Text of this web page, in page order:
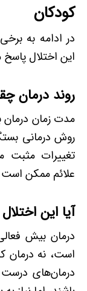
کودکان
در ادامه به
این اختلال
روند درمان
مدت زمان
روش درمانی
تغییرات مثبت
علائم ممکن است
آیا این
درمان بیش
است، نه درمان
درمان‌های